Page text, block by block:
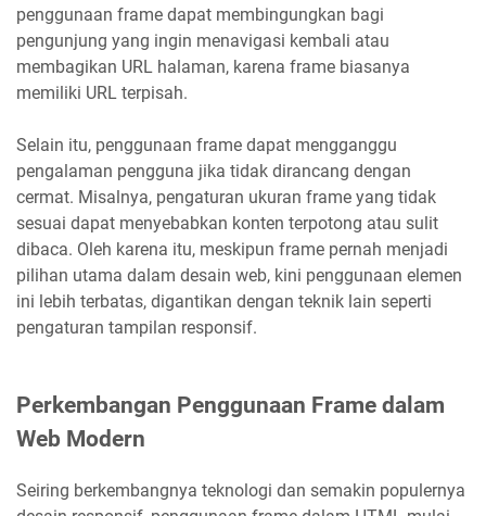
penggunaan frame dapat membingungkan bagi
pengunjung yang ingin menavigasi kembali atau
membagikan URL halaman, karena frame biasanya
memiliki URL terpisah.
Selain itu, penggunaan frame dapat mengganggu
pengalaman pengguna jika tidak dirancang dengan
cermat. Misalnya, pengaturan ukuran frame yang tidak
sesuai dapat menyebabkan konten terpotong atau sulit
dibaca. Oleh karena itu, meskipun frame pernah menjadi
pilihan utama dalam desain web, kini penggunaan elemen
ini lebih terbatas, digantikan dengan teknik lain seperti
pengaturan tampilan responsif.
Perkembangan Penggunaan Frame dalam
Web Modern
Seiring berkembangnya teknologi dan semakin populernya